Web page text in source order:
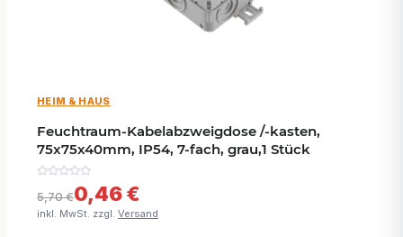
HEIM & HAUS
Feuchtraum-Kabelabzweigdose /-kasten,
75x75x40mm, IP54, 7-fach, grau,1 Stück
5,70 €0,46 €
inkl. MwSt. zzgl. Versand